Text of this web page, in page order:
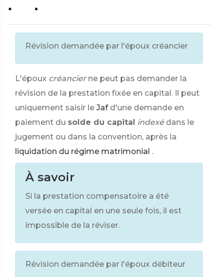
Révision demandée par l'époux créancier
L'époux créancier ne peut pas demander la
révision de la prestation fixée en capital. Il peut
uniquement saisir le Jaf d'une demande en
paiement du solde du capital indexé dans le
jugement ou dans la convention, après la
liquidation du régime matrimonial .
À savoir
Si la prestation compensatoire a été
versée en capital en une seule fois, il est
impossible de la réviser.
Révision demandée par l'époux débiteur